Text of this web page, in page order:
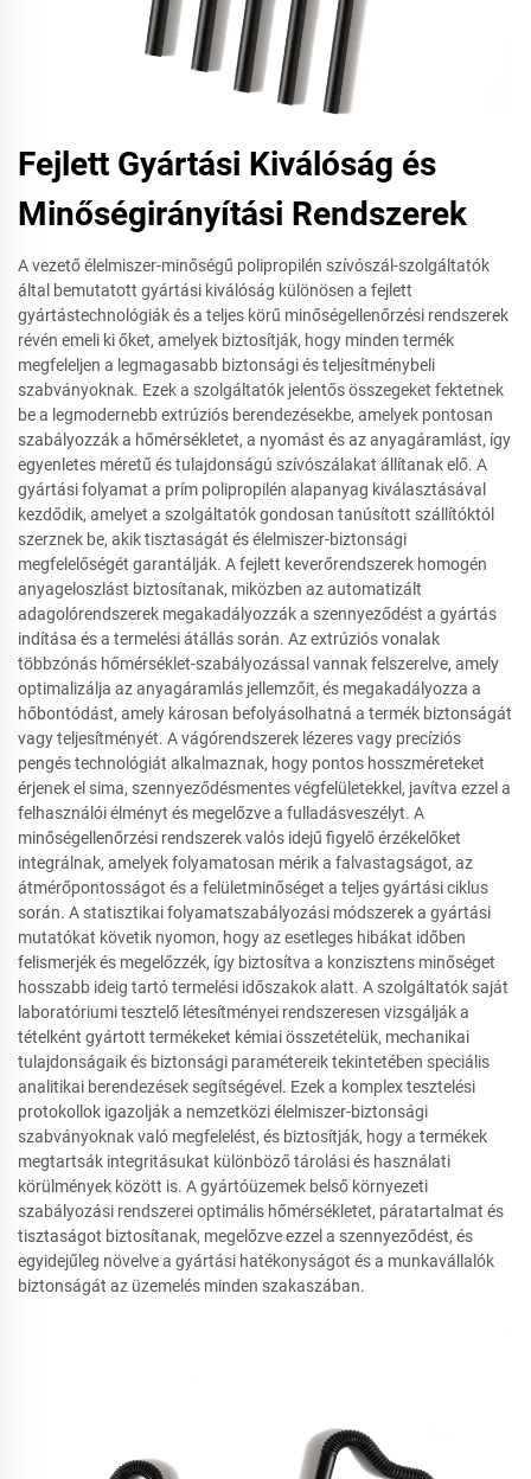
Fejlett Gyártási Kiválóság és
Minőségirányítási Rendszerek
A vezető élelmiszer-minőségű polipropilén szívószál-szolgáltatók
által bemutatott gyártási kiválóság különösen a fejlett
gyártástechnológiák és a teljes körű minőségellenőrzési rendszerek
révén emeli ki őket, amelyek biztosítják, hogy minden termék
megfeleljen a legmagasabb biztonsági és teljesítménybeli
szabványoknak. Ezek a szolgáltatók jelentős összegeket fektetnek
be a legmodernebb extrúziós berendezésekbe, amelyek pontosan
szabályozzák a hőmérsékletet, a nyomást és az anyagáramlást, így
egyenletes méretű és tulajdonságú szívószálakat állítanak elő. A
gyártási folyamat a prím polipropilén alapanyag kiválasztásával
kezdődik, amelyet a szolgáltatók gondosan tanúsított szállítóktól
szerznek be, akik tisztaságát és élelmiszer-biztonsági
megfelelőségét garantálják. A fejlett keverőrendszerek homogén
anyageloszlást biztosítanak, miközben az automatizált
adagolórendszerek megakadályozzák a szennyeződést a gyártás
indítása és a termelési átállás során. Az extrúziós vonalak
többzónás hőmérséklet-szabályozással vannak felszerelve, amely
optimalizálja az anyagáramlás jellemzőit, és megakadályozza a
hőbontódást, amely károsan befolyásolhatná a termék biztonságát
vagy teljesítményét. A vágórendszerek lézeres vagy precíziós
pengés technológiát alkalmaznak, hogy pontos hosszméreteket
érjenek el sima, szennyeződésmentes végfelületekkel, javítva ezzel a
felhasználói élményt és megelőzve a fulladásveszélyt. A
minőségellenőrzési rendszerek valós idejű figyelő érzékelőket
integrálnak, amelyek folyamatosan mérik a falvastagságot, az
átmérőpontosságot és a felületminőséget a teljes gyártási ciklus
során. A statisztikai folyamatszabályozási módszerek a gyártási
mutatókat követik nyomon, hogy az esetleges hibákat időben
felismerjék és megelőzzék, így biztosítva a konzisztens minőséget
hosszabb ideig tartó termelési időszakok alatt. A szolgáltatók saját
laboratóriumi tesztelő létesítményei rendszeresen vizsgálják a
tételként gyártott termékeket kémiai összetételük, mechanikai
tulajdonságaik és biztonsági paramétereik tekintetében speciális
analitikai berendezések segítségével. Ezek a komplex tesztelési
protokollok igazolják a nemzetközi élelmiszer-biztonsági
szabványoknak való megfelelést, és biztosítják, hogy a termékek
megtartsák integritásukat különböző tárolási és használati
körülmények között is. A gyártóüzemek belső környezeti
szabályozási rendszerei optimális hőmérsékletet, páratartalmat és
tisztaságot biztosítanak, megelőzve ezzel a szennyeződést, és
egyidejűleg növelve a gyártási hatékonyságot és a munkavállalók
biztonságát az üzemelés minden szakaszában.